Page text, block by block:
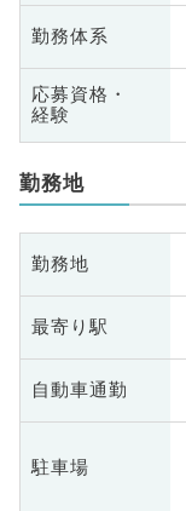
勤務体系
応募資格・
経験
勤務地
勤務地
最寄り駅
自動車通勤
駐車場